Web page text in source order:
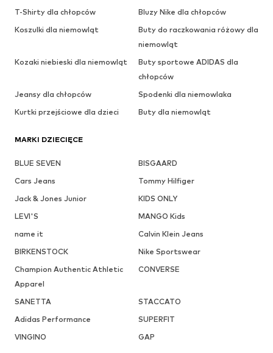
T-Shirty dla chłopców
Bluzy Nike dla chłopców
Koszulki dla niemowląt
Buty do raczkowania różowy dla
niemowląt
Kozaki niebieski dla niemowląt
Buty sportowe ADIDAS dla
chłopców
Jeansy dla chłopców
Spodenki dla niemowlaka
Kurtki przejściowe dla dzieci
Buty dla niemowląt
MARKI DZIECIĘCE
BLUE SEVEN
BISGAARD
Cars Jeans
Tommy Hilfiger
Jack & Jones Junior
KIDS ONLY
LEVI'S
MANGO Kids
name it
Calvin Klein Jeans
BIRKENSTOCK
Nike Sportswear
Champion Authentic Athletic
Apparel
CONVERSE
SANETTA
STACCATO
Adidas Performance
SUPERFIT
VINGINO
GAP